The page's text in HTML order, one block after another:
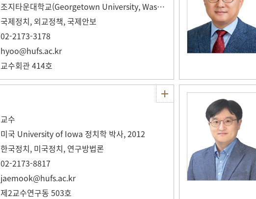
조지타운대학교(Georgetown University, Washington, DC) 정치학박사, 2008
국제정치, 외교정책, 국제안보
02-2173-3178
hyoo@hufs.ac.kr
교수회관 414호
교수
미국 University of Iowa 정치학 박사, 2012
한국정치, 미국정치, 연구방법론
02-2173-8817
jaemook@hufs.ac.kr
제2교수연구동 503호